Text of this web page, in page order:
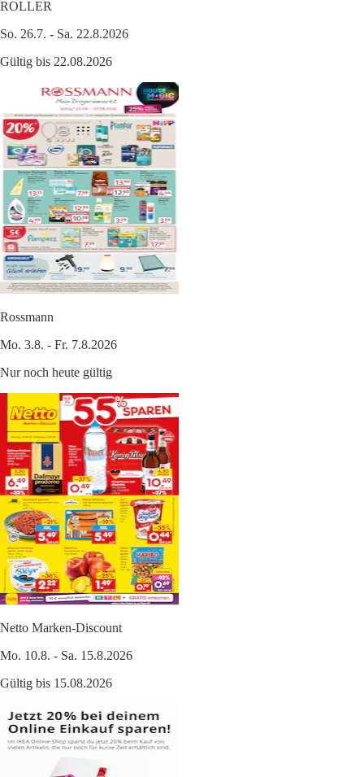
ROLLER
So. 26.7. - Sa. 22.8.2026
Gültig bis 22.08.2026
Rossmann
Mo. 3.8. - Fr. 7.8.2026
Nur noch heute gültig
Netto Marken-Discount
Mo. 10.8. - Sa. 15.8.2026
Gültig bis 15.08.2026